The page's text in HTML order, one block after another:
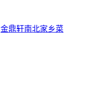
金鼎轩南北家乡菜